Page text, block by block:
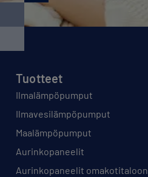
Tuotteet
Ilmalämpöpumput
Ilmavesilämpöpumput
Maalämpöpumput
Aurinkopaneelit
Aurinkopaneelit omakotitaloon